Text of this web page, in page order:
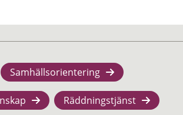
Samhällsorientering
Räddningstjänst